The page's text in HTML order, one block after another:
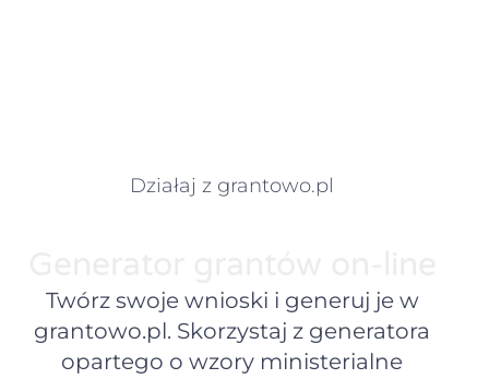
Działaj z grantowo.pl
Twórz swoje wnioski i generuj je w
grantowo.pl. Skorzystaj z generatora
opartego o wzory ministerialne